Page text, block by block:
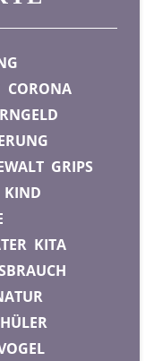
CORONA
GRIPS
KIND
KITA